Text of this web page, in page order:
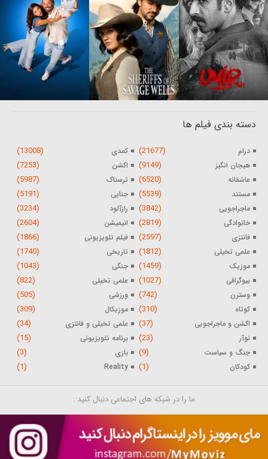
دسته بندی فیلم ها
درام (21677) کمدی (13008)
هیجان انگیز (9149) اکشن (7253)
عاشقانه (6520) ترسناک (5987)
مستند (5539) جنایی (5191)
ماجراجویی (3842) رازآلود (3234)
خانوادگی (2819) انیمیشن (2604)
فانتزی (2597) فیلم تلویزیونی (1866)
علمی تخیلی (1812) تاریخی (1740)
موزیک (1459) جنگی (1043)
بیوگرافی (1027) علمی تخیلی (822)
وسترن (742) ورزشی (505)
کوتاه (310) موزیکال (309)
اکشن و ماجراجویی (37) علمی تخیلی و فانتزی (34)
نوآر (23) برنامه تلویزیونی (15)
جنگ و سیاست (9) بازی (3)
کودکان (1)
Reality
(1)
ما را در شبکه های اجتماعی دنبال کنید :